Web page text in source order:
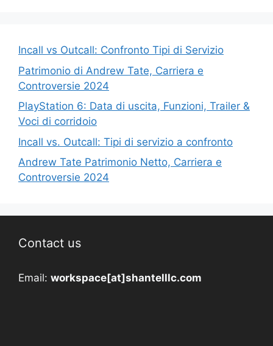
Incall vs Outcall: Confronto Tipi di Servizio
Patrimonio di Andrew Tate, Carriera e
Controversie 2024
PlayStation 6: Data di uscita, Funzioni, Trailer &
Voci di corridoio
Incall vs. Outcall: Tipi di servizio a confronto
Andrew Tate Patrimonio Netto, Carriera e
Controversie 2024
Contact us
Email: workspace[at]shantelllc.com